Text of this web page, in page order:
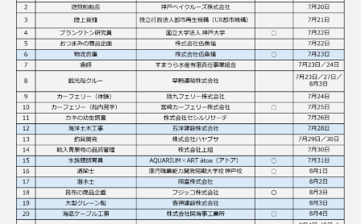
クサガメ クニマス クマノミ
クモギンポ クラゲ クルマエビ
クロスジギンポ クロソイ
クロツラヘラサギ クロマグロ グッピー
グラミー グルクン ケブカガニ ケラ
ケープペンギン ゲンゴロウ コイ